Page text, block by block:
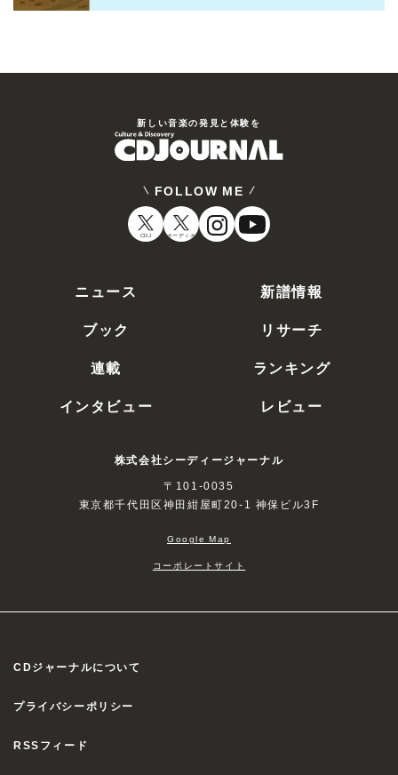
新しい⾳楽の発⾒と体験を
FOLLOW ME
CDJ オーディオ
ニュース
新譜情報
ブック
リサーチ
連載
ランキング
インタビュー
レビュー
株式会社シーディージャーナル
〒101-0035
東京都千代田区神田紺屋町20-1 神保ビル3F
Google Map
コーポレートサイト
CDジャーナルについて
プライバシーポリシー
RSSフィード